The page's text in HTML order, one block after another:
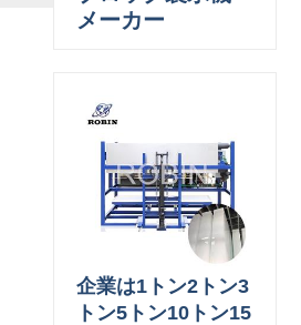
メーカー
企業は1トン2トン3
トン5トン10トン15